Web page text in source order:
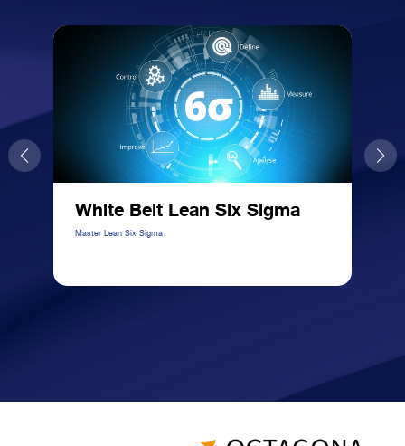
White Belt Lean Six Sigma
Master Lean Six Sigma